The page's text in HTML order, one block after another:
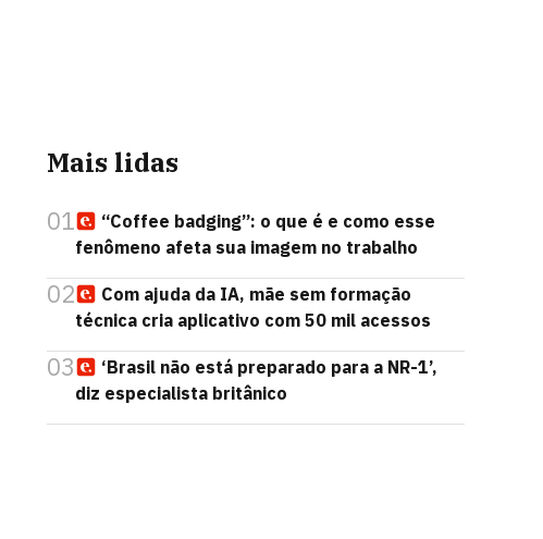
Mais lidas
01
“Coffee badging”: o que é e como esse
fenômeno afeta sua imagem no trabalho
02
Com ajuda da IA, mãe sem formação
técnica cria aplicativo com 50 mil acessos
03
‘Brasil não está preparado para a NR-1’,
diz especialista britânico